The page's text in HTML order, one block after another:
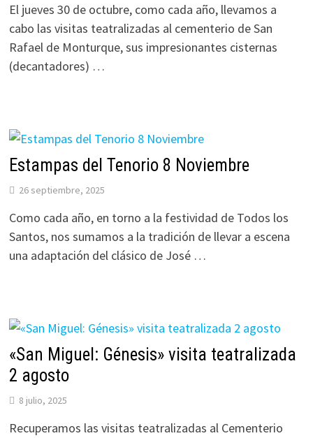
El jueves 30 de octubre, como cada año, llevamos a
cabo las visitas teatralizadas al cementerio de San
Rafael de Monturque, sus impresionantes cisternas
(decantadores) …
Estampas del Tenorio 8 Noviembre
26 septiembre, 2025
Como cada año, en torno a la festividad de Todos los
Santos, nos sumamos a la tradición de llevar a escena
una adaptación del clásico de José …
«San Miguel: Génesis» visita teatralizada
2 agosto
8 julio, 2025
Recuperamos las visitas teatralizadas al Cementerio